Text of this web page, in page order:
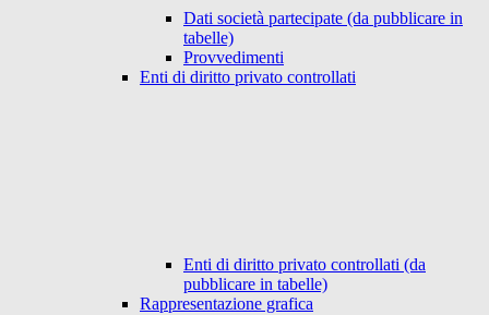
Dati società partecipate (da pubblicare in
tabelle)
Provvedimenti
Enti di diritto privato controllati
Enti di diritto privato controllati (da
pubblicare in tabelle)
Rappresentazione grafica